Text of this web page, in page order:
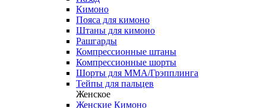
Кимоно
Пояса для кимоно
Штаны для кимоно
Рашгарды
Компрессионные штаны
Компрессионные шорты
Шорты для ММА/Грэпплинга
Тейпы для пальцев
Женское
Женские Кимоно